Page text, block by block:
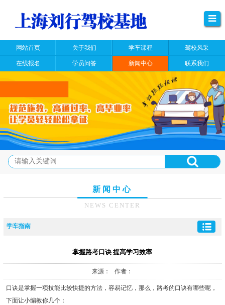
网站首页 关于我们 学车课程 驾校风采
在线报名 学员问答 新闻中心 联系我们
新闻中心
NEWS CENTER
学车指南
掌握路考口诀 提高学习效率
来源： 作者：
口诀是掌握一项技能比较快捷的方法，容易记忆，那么，路考的口诀有哪些呢，
下面让小编教你几个：